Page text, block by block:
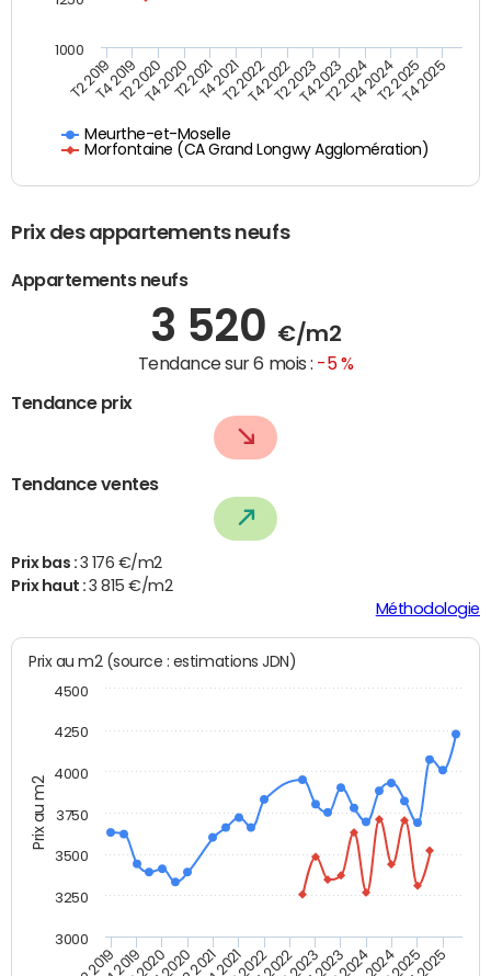
Meurthe-et-Moselle
Morfontaine (CA Grand Longwy Agglomération)
T2 2019T4 2019T2 2020T4 2020T2 2021T4 2021T2 2022T4 2022T2 2023T4 2023T2 2024T4 2024T2 2025T4 2025
1000
Prix des appartements neufs
Appartements neufs
3 520 €/m2
Tendance sur 6 mois : -5 %
Tendance prix
Tendance ventes
Prix bas : 3 176 €/m2
Prix haut :3 815 €/m2
Méthodologie
Prix au m2
Prix au m2 (source : estimations JDN)
3000
3250
3500
3750
4000
4250
4500